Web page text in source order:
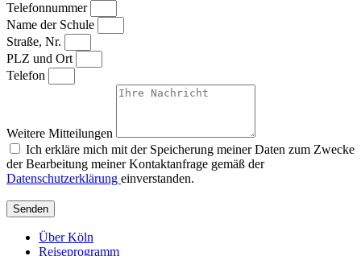
Telefonnummer
Name der Schule
Straße, Nr.
PLZ und Ort
Telefon
Weitere Mitteilungen
Ich erkläre mich mit der Speicherung meiner Daten zum Zwecke
der Bearbeitung meiner Kontaktanfrage gemäß der
Datenschutzerklärung einverstanden.
Senden
Über Köln
Reiseprogramm